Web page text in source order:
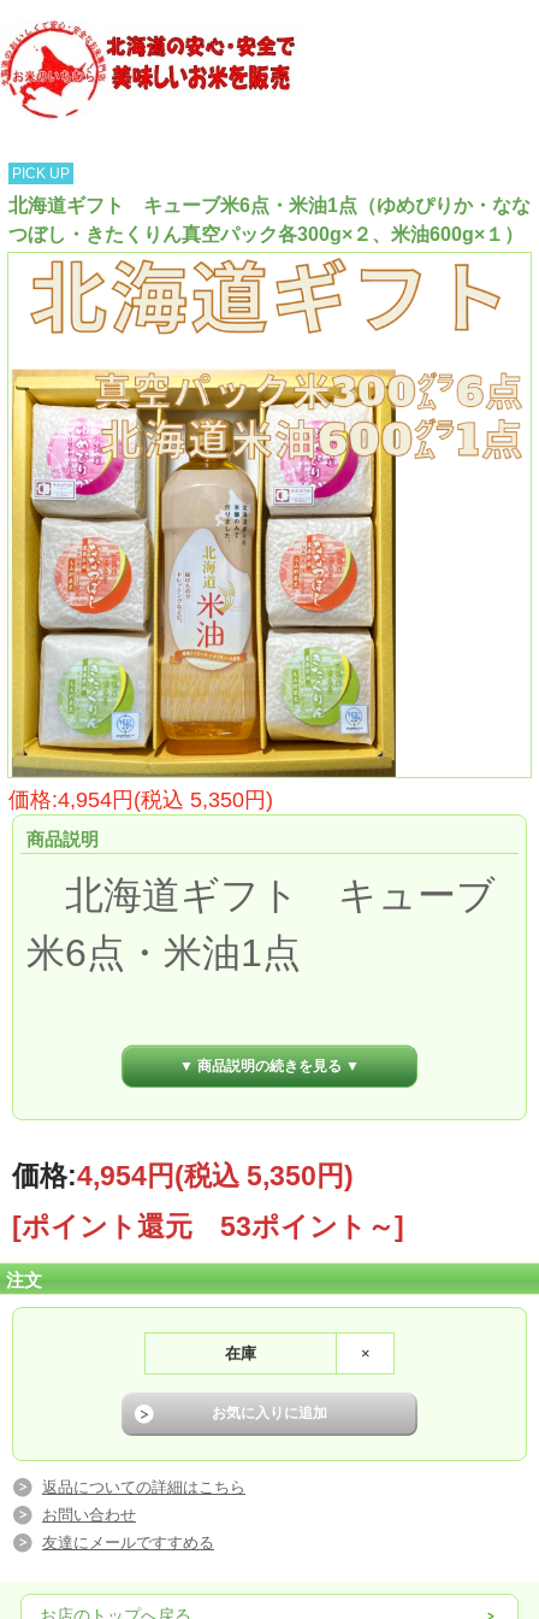
PICK UP
北海道ギフト キューブ米6点・米油1点（ゆめぴりか・なな
つぼし・きたくりん真空パック各300g×２、米油600g×１）
価格:4,954円(税込 5,350円)
商品説明
北海道ギフト キューブ
米6点・米油1点
(ゆめぴりか・ななつぼ
し・きたくりん
真空パック各300g×２、米
油600g×１）
▼ 商品説明の続きを見る ▼
価格:4,954円(税込 5,350円)
[ポイント還元 53ポイント～]
注文
在庫 ×
返品についての詳細はこちら
お問い合わせ
友達にメールですすめる
お店のトップへ戻る